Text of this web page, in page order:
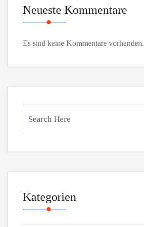
Neueste Kommentare
Es sind keine Kommentare vorhanden.
Kategorien